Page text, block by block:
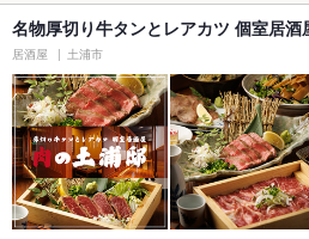
名物厚切り牛タンとレアカツ 個室居酒
居酒屋 土浦市